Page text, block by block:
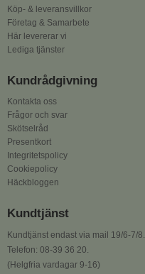
Köp- & leveransvillkor
Företag & Samarbete
Här levererar vi
Lediga tjänster
Kundrådgivning
Kontakta oss
Frågor och svar
Skötselråd
Presentkort
Integritetspolicy
Cookiepolicy
Häckbloggen
Kundtjänst
Kundtjänst endast via mail 19/6-7/8.
Telefon: 08-39 36 20.
(Helgfria vardagar 9-16)